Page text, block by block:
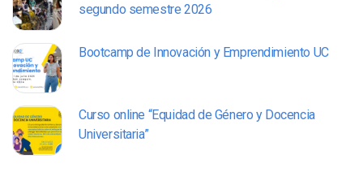
segundo semestre 2026
Bootcamp de Innovación y Emprendimiento UC
Curso online “Equidad de Género y Docencia
Universitaria”